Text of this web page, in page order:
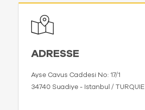
ADRESSE
Ayse Cavus Caddesi No: 17/1
34740 Suadiye - Istanbul / TURQUIE